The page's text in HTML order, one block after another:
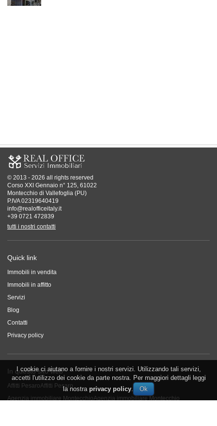
© 2013 - 2026 all rights reserved
Corso XXI Gennaio n° 125, 61022
Montecchio di Vallefoglia (PU)
P.IVA 02319640419
info@realofficeitaly.it
+39 0721 472839
tutti i nostri contatti
Quick link
Immobili in vendita
Immobili in affitto
Servizi
Blog
Contatti
Privacy policy
In questo sito web
Affitti PesaroAffitti Pesaro
Agenzia immobiliare MontecchioAgenzia immobiliare Montecchio
I cookie ci aiutano a fornire i nostri servizi. Utilizzando tali servizi,
accetti l'utilizzo dei cookie da parte nostra. Per maggiori dettagli leggi
la nostra privacy policy.